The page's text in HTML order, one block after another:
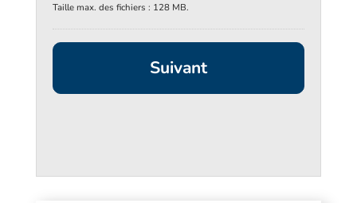
Taille max. des fichiers : 128 MB.